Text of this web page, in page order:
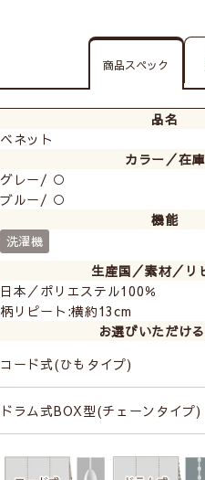
商品スペック
品名
ベネット
カラー／在庫
グレー/ ○
ブルー/ ○
機能
洗濯機
生産国／素材／リ
日本／ポリエステル100％
柄リピート:横約13cm
お選びいただけ
コード式(ひもタイプ)
ドラム式BOX型(チェーンタイプ)